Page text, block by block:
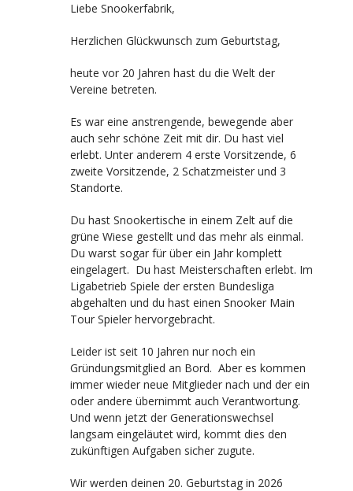
Liebe Snookerfabrik,
Herzlichen Glückwunsch zum Geburtstag,
heute vor 20 Jahren hast du die Welt der
Vereine betreten.
Es war eine anstrengende, bewegende aber
auch sehr schöne Zeit mit dir. Du hast viel
erlebt. Unter anderem 4 erste Vorsitzende, 6
zweite Vorsitzende, 2 Schatzmeister und 3
Standorte.
Du hast Snookertische in einem Zelt auf die
grüne Wiese gestellt und das mehr als einmal.
Du warst sogar für über ein Jahr komplett
eingelagert. Du hast Meisterschaften erlebt. Im
Ligabetrieb Spiele der ersten Bundesliga
abgehalten und du hast einen Snooker Main
Tour Spieler hervorgebracht.
Leider ist seit 10 Jahren nur noch ein
Gründungsmitglied an Bord. Aber es kommen
immer wieder neue Mitglieder nach und der ein
oder andere übernimmt auch Verantwortung.
Und wenn jetzt der Generationswechsel
langsam eingeläutet wird, kommt dies den
zukünftigen Aufgaben sicher zugute.
Wir werden deinen 20. Geburtstag in 2026